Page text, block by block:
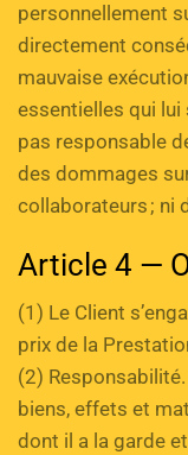
personnellement
directement
mauvaise
essentielles qui lui
pas responsable
des dommages
collaborateurs ; ni
Article 4 —
(1) Le Client
prix de la
(2)
biens, effets et
dont il a la garde